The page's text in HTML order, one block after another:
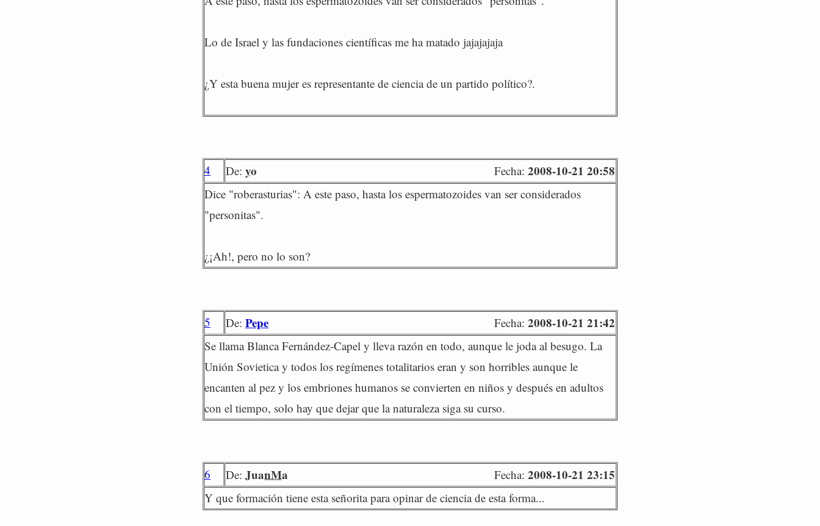
Lo de Israel y las fundaciones científicas me ha matado jajajajaja
¿Y esta buena mujer es representante de ciencia de un partido político?.
4 De: yo Fecha: 2008-10-21 20:58
Dice "roberasturias": A este paso, hasta los espermatozoides van ser considerados
"personitas".
¿¡Ah!, pero no lo son?
5 De: Pepe Fecha: 2008-10-21 21:42
Se llama Blanca Fernández-Capel y lleva razón en todo, aunque le joda al besugo. La
Unión Sovietica y todos los regímenes totalitarios eran y son horribles aunque le
encanten al pez y los embriones humanos se convierten en niños y después en adultos
con el tiempo, solo hay que dejar que la naturaleza siga su curso.
6 De: JuanMa Fecha: 2008-10-21 23:15
Y que formación tiene esta señorita para opinar de ciencia de esta forma...